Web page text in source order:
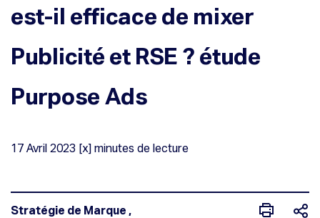
est-il efficace de mixer
Publicité et RSE ? étude
Purpose Ads
17Avril2023 [x] minutes de lecture
Stratégie de Marque ,